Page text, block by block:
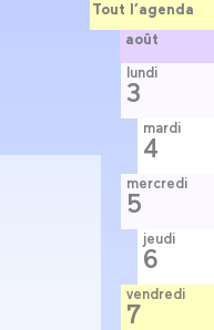
Tout l’agenda
août
lundi
3
mardi
4
mercredi
5
jeudi
6
vendredi
7